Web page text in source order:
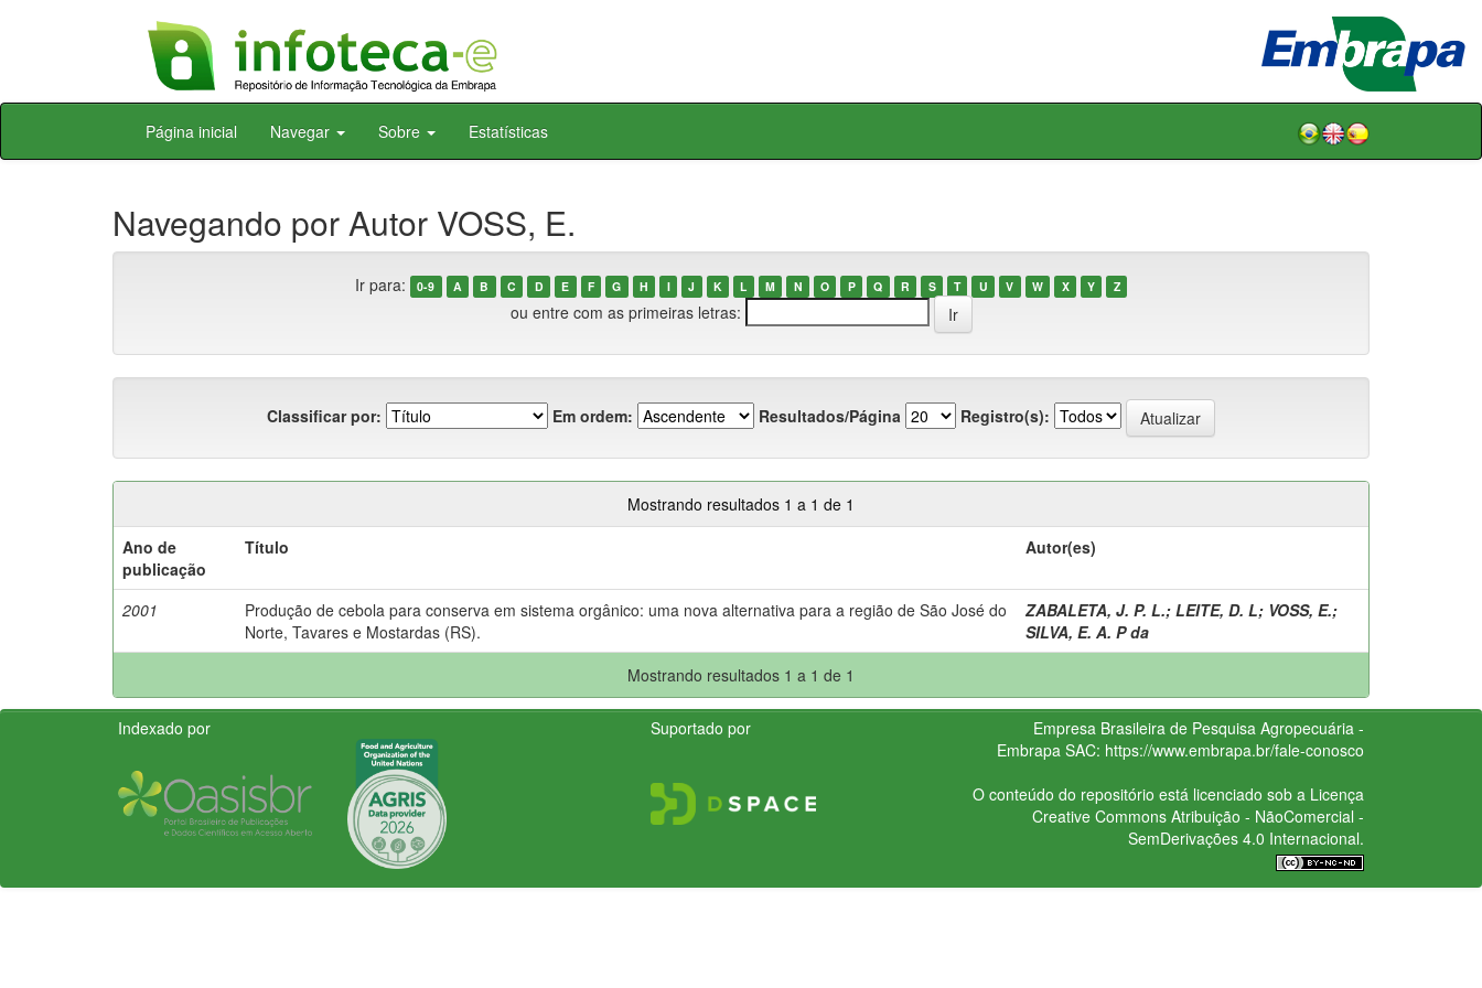
Skip
Página inicial Navegar Sobre Estatísticas
Navegando por Autor VOSS, E.
Ir para: 0-9 A B C D E F G H I J K L M N O P Q R S T U V W X Y Z
ou entre com as primeiras letras:
Classificar por: Em ordem: Resultados/Página Registro(s):
Mostrando resultados 1 a 1 de 1
Ano de
publicação
Título Autor(es)
2001
Produção de cebola para conserva em sistema orgânico: uma nova alternativa para a região de São José do
Norte, Tavares e Mostardas (RS).
ZABALETA, J. P. L.; LEITE, D. L; VOSS, E.;
SILVA, E. A. P da
Mostrando resultados 1 a 1 de 1
Indexado por Suportado por
Empresa Brasileira de Pesquisa Agropecuária -
Embrapa SAC: https://www.embrapa.br/fale-conosco
O conteúdo do repositório está licenciado sob a Licença
Creative CommonsAtribuição - NãoComercial -
SemDerivações 4.0 Internacional.